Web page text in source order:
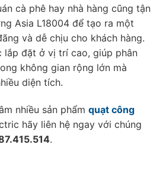
cà phê hay nhà hàng cũng tận
Asia L18004 để tạo ra một
và dễ chịu cho khách hàng.
lắp đặt ở vị trí cao, giúp phân
không gian rộng lớn mà
diện tích.
nhiều sản phẩm quạt công
hãy liên hệ ngay với chúng
.